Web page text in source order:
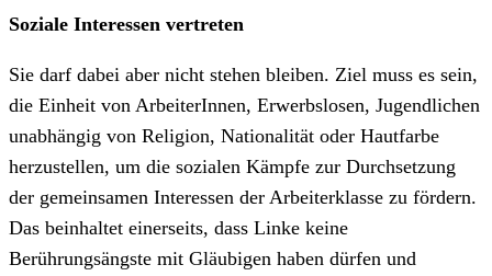
Soziale Interessen vertreten
Sie darf dabei aber nicht stehen bleiben. Ziel muss es sein,
die Einheit von ArbeiterInnen, Erwerbslosen, Jugendlichen
unabhängig von Religion, Nationalität oder Hautfarbe
herzustellen, um die sozialen Kämpfe zur Durchsetzung
der gemeinsamen Interessen der Arbeiterklasse zu fördern.
Das beinhaltet einerseits, dass Linke keine
Berührungsängste mit Gläubigen haben dürfen und